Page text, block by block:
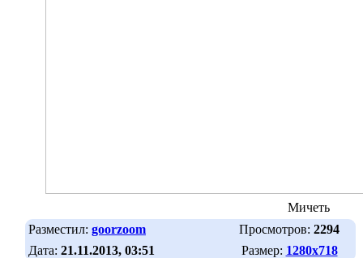
Мичеть
Разместил: goorzoom Просмотров: 2294
Дата: 21.11.2013, 03:51 Размер: 1280х718